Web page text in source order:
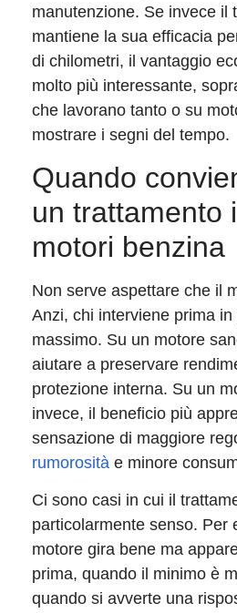
manutenzione. Se invece il
mantiene la sua efficacia
di chilometri, il vantaggio
molto più interessante,
che lavorano tanto o su
mostrare i segni del tempo.
Quando
un trattamento
motori benzina
Non serve aspettare che il
Anzi, chi interviene prima in
massimo. Su un motore
aiutare a preservare
protezione interna. Su un
invece, il beneficio più
sensazione di maggiore
rumorosità e minore
Ci sono casi in cui il
particolarmente senso. Per
motore gira bene ma
prima, quando il minimo è
quando si avverte una